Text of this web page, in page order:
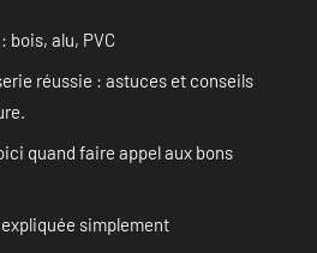
bois, alu, PVC
réussie : astuces et conseils
quand faire appel aux bons
simplement